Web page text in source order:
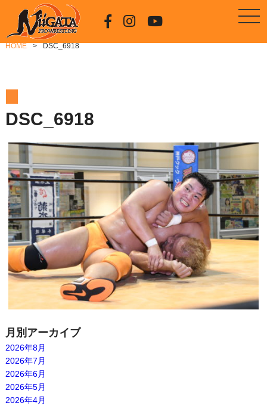
HOME DSC_6918
DSC_6918
月別アーカイブ
2026年8月
2026年7月
2026年6月
2026年5月
2026年4月